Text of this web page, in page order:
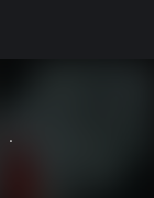
•